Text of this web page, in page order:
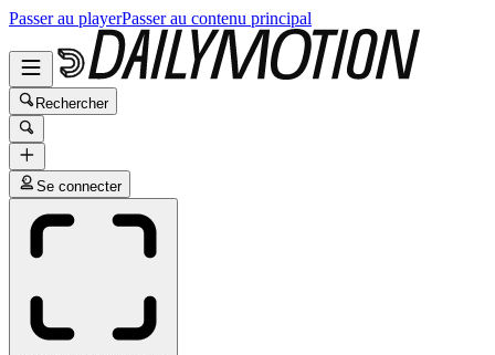
Passer au playerPasser au contenu principal
Rechercher
Se connecter